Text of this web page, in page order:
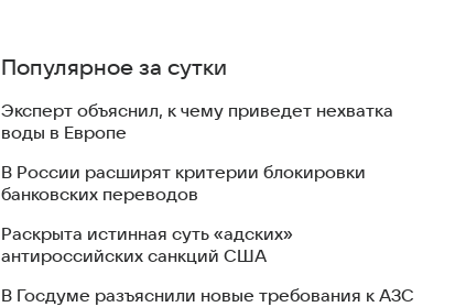
Популярное за сутки
Эксперт объяснил, к чему приведет нехватка
воды в Европе
В России расширят критерии блокировки
банковских переводов
Раскрыта истинная суть «адских»
антироссийских санкций США
В Госдуме разъяснили новые требования к АЗС